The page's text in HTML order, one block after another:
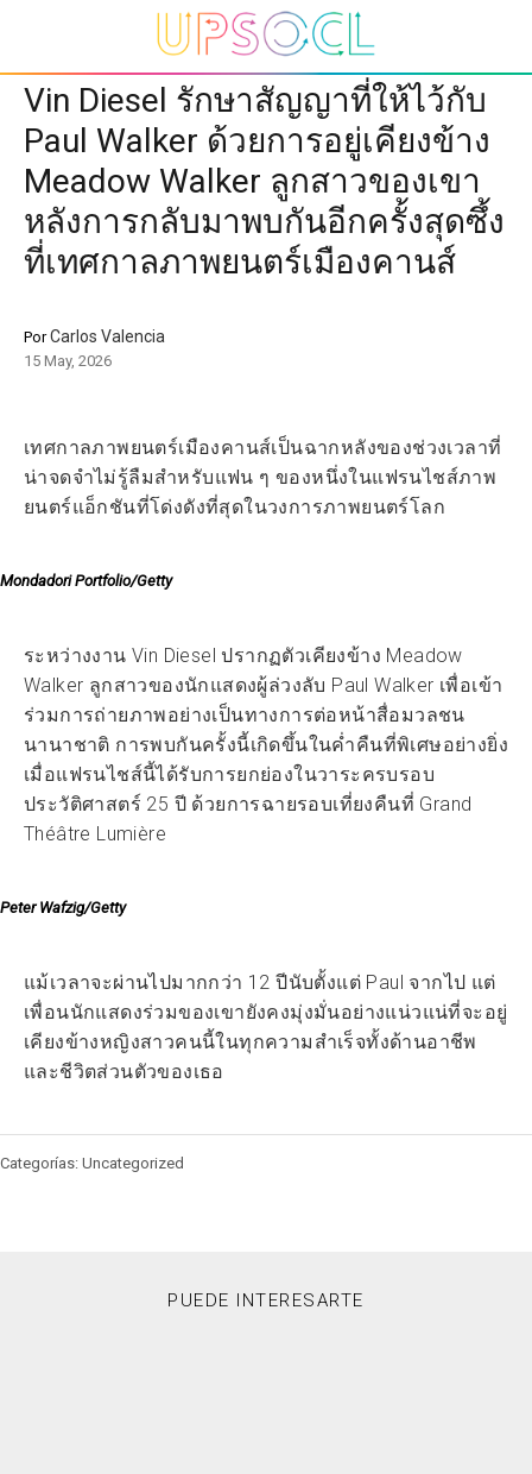
Vin Diesel รักษาสัญญาที่ให้ไว้กับ
Paul Walker ด้วยการอยู่เคียงข้าง
Meadow Walker ลูกสาวของเขา
หลังการกลับมาพบกันอีกครั้งสุดซึ้ง
ที่เทศกาลภาพยนตร์เมืองคานส์
PorCarlos Valencia
15 May, 2026
เทศกาลภาพยนตร์เมืองคานส์เป็นฉากหลังของช่วงเวลาที่
น่าจดจำไม่รู้ลืมสำหรับแฟน ๆ ของหนึ่งในแฟรนไชส์ภาพ
ยนตร์แอ็กชันที่โด่งดังที่สุดในวงการภาพยนตร์โลก
Mondadori Portfolio/Getty
ระหว่างงาน Vin Diesel ปรากฏตัวเคียงข้าง Meadow
Walker ลูกสาวของนักแสดงผู้ล่วงลับ Paul Walker เพื่อเข้า
ร่วมการถ่ายภาพอย่างเป็นทางการต่อหน้าสื่อมวลชน
นานาชาติ การพบกันครั้งนี้เกิดขึ้นในค่ำคืนที่พิเศษอย่างยิ่ง
เมื่อแฟรนไชส์นี้ได้รับการยกย่องในวาระครบรอบ
ประวัติศาสตร์ 25 ปี ด้วยการฉายรอบเที่ยงคืนที่ Grand
Théâtre Lumière
Peter Wafzig/Getty
แม้เวลาจะผ่านไปมากกว่า 12 ปีนับตั้งแต่ Paul จากไป แต่
เพื่อนนักแสดงร่วมของเขายังคงมุ่งมั่นอย่างแน่วแน่ที่จะอยู่
เคียงข้างหญิงสาวคนนี้ในทุกความสำเร็จทั้งด้านอาชีพ
และชีวิตส่วนตัวของเธอ
Categorías: Uncategorized
PUEDE INTERESARTE